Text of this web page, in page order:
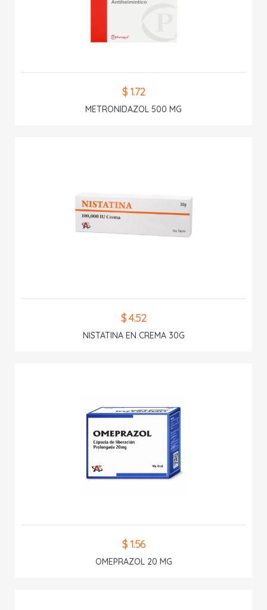
$ 1.72
METRONIDAZOL 500 MG
$ 4.52
NISTATINA EN CREMA 30G
$ 1.56
OMEPRAZOL 20 MG